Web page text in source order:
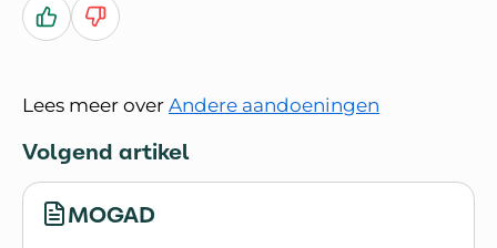
Ja Nee
Lees meer over Andere aandoeningen
Volgend artikel
MOGAD